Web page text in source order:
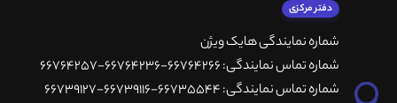
دفتر مرکزی
شماره نمایندگی هایک ویژن
شماره تماس نمایندگی: 66764266-66764236-66764257
شماره تماس نمایندگی: 66735544-66739116-66739127